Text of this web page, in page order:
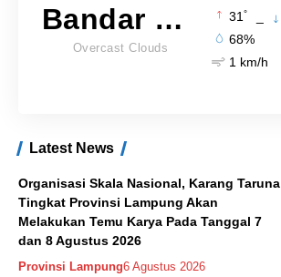
Bandar Lampung
Overcast Clouds
31 °
68%
1 km/h
Latest News
Organisasi Skala Nasional, Karang Taruna
Tingkat Provinsi Lampung Akan
Melakukan Temu Karya Pada Tanggal 7
dan 8 Agustus 2026
Provinsi Lampung6 Agustus 2026